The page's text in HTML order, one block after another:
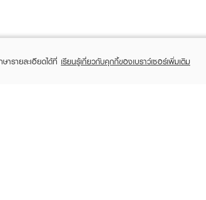
รายละเอียดได้ที่ เรียนรู้เกี่ยวกับคุกกี้ของเบราว์เซอร์เพิ่มเติม